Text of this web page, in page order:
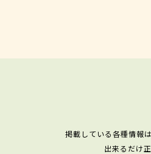
掲載している各種情報
出来るだけ